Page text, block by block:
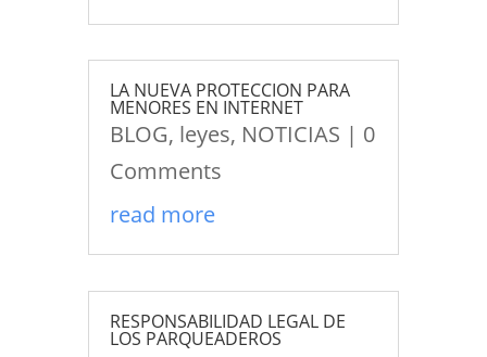
LA NUEVA PROTECCION PARA
MENORES EN INTERNET
BLOG, leyes, NOTICIAS | 0
Comments
read more
RESPONSABILIDAD LEGAL DE
LOS PARQUEADEROS